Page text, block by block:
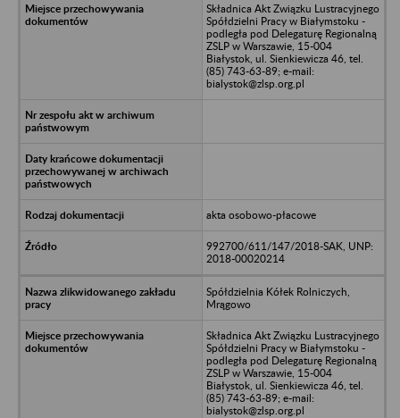
Składnica Akt Związku Lustracyjnego
Spółdzielni Pracy w Białymstoku -
podległa pod Delegaturę Regionalną
ZSLP w Warszawie, 15-004
Białystok, ul. Sienkiewicza 46, tel.
(85) 743-63-89; e-mail:
bialystok@zlsp.org.pl
akta osobowo-płacowe
992700/611/147/2018-SAK, UNP:
2018-00020214
Spółdzielnia Kółek Rolniczych,
Mrągowo
Składnica Akt Związku Lustracyjnego
Spółdzielni Pracy w Białymstoku -
podległa pod Delegaturę Regionalną
ZSLP w Warszawie, 15-004
Białystok, ul. Sienkiewicza 46, tel.
(85) 743-63-89; e-mail:
bialystok@zlsp.org.pl